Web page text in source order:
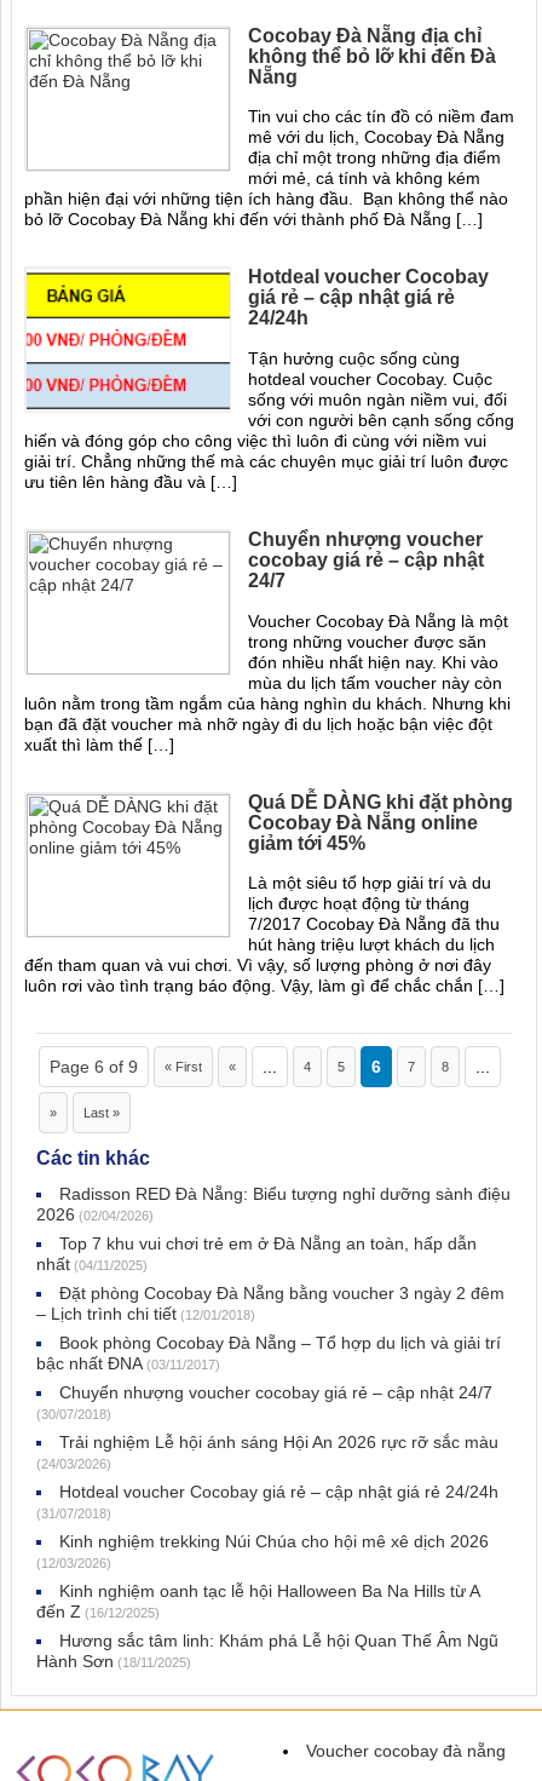
Cocobay Đà Nẵng địa chỉ
không thể bỏ lỡ khi đến Đà
Nẵng
Tin vui cho các tín đồ có niềm đam
mê với du lịch, Cocobay Đà Nẵng
địa chỉ một trong những địa điểm
mới mẻ, cá tính và không kém
phần hiện đại với những tiện ích hàng đầu. Bạn không thể nào
bỏ lỡ Cocobay Đà Nẵng khi đến với thành phố Đà Nẵng […]
Hotdeal voucher Cocobay
giá rẻ – cập nhật giá rẻ
24/24h
Tận hưởng cuộc sống cùng
hotdeal voucher Cocobay. Cuộc
sống với muôn ngàn niềm vui, đối
với con người bên cạnh sống cống
hiến và đóng góp cho công việc thì luôn đi cùng với niềm vui
giải trí. Chẳng những thế mà các chuyên mục giải trí luôn được
ưu tiên lên hàng đầu và […]
Chuyển nhượng voucher
cocobay giá rẻ – cập nhật
24/7
Voucher Cocobay Đà Nẵng là một
trong những voucher được săn
đón nhiều nhất hiện nay. Khi vào
mùa du lịch tấm voucher này còn
luôn nằm trong tầm ngắm của hàng nghìn du khách. Nhưng khi
bạn đã đặt voucher mà nhỡ ngày đi du lịch hoặc bận việc đột
xuất thì làm thế […]
Quá DỄ DÀNG khi đặt phòng
Cocobay Đà Nẵng online
giảm tới 45%
Là một siêu tổ hợp giải trí và du
lịch được hoạt động từ tháng
7/2017 Cocobay Đà Nẵng đã thu
hút hàng triệu lượt khách du lịch
đến tham quan và vui chơi. Vì vậy, số lượng phòng ở nơi đây
luôn rơi vào tình trạng báo động. Vậy, làm gì để chắc chắn […]
Page 6 of 9 « First « ... 4 5 6 7 8 ...
» Last »
Các tin khác
Radisson RED Đà Nẵng: Biểu tượng nghỉ dưỡng sành điệu
2026 (02/04/2026)
Top 7 khu vui chơi trẻ em ở Đà Nẵng an toàn, hấp dẫn
nhất (04/11/2025)
Đặt phòng Cocobay Đà Nẵng bằng voucher 3 ngày 2 đêm
– Lịch trình chi tiết (12/01/2018)
Book phòng Cocobay Đà Nẵng – Tổ hợp du lịch và giải trí
bậc nhất ĐNA (03/11/2017)
Chuyển nhượng voucher cocobay giá rẻ – cập nhật 24/7
(30/07/2018)
Trải nghiệm Lễ hội ánh sáng Hội An 2026 rực rỡ sắc màu
(24/03/2026)
Hotdeal voucher Cocobay giá rẻ – cập nhật giá rẻ 24/24h
(31/07/2018)
Kinh nghiệm trekking Núi Chúa cho hội mê xê dịch 2026
(12/03/2026)
Kinh nghiệm oanh tạc lễ hội Halloween Ba Na Hills từ A
đến Z (16/12/2025)
Hương sắc tâm linh: Khám phá Lễ hội Quan Thế Âm Ngũ
Hành Sơn (18/11/2025)
Voucher cocobay đà nẵng